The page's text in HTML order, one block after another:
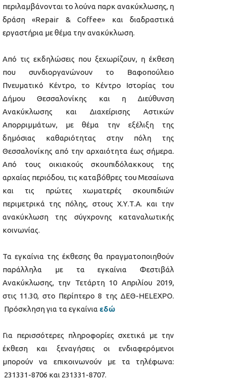
περιλαμβάνονται το λούνα παρκ ανακύκλωσης, η
δράση «Repair & Coffee» και διαδραστικά
εργαστήρια με θέμα την ανακύκλωση.
Από τις εκδηλώσεις που ξεχωρίζουν, η έκθεση
που συνδιοργανώνουν το Βαφοπούλειο
Πνευματικό Κέντρο, το Κέντρο Ιστορίας του
Δήμου Θεσσαλονίκης και η Διεύθυνση
Ανακύκλωσης και Διαχείρισης Αστικών
Απορριμμάτων, με θέμα την εξέλιξη της
δημόσιας καθαριότητας στην πόλη της
Θεσσαλονίκης από την αρχαιότητα έως σήμερα.
Από τους οικιακούς σκουπιδόλακκους της
αρχαίας περιόδου, τις καταβόθρες του Μεσαίωνα
και τις πρώτες χωματερές σκουπιδιών
περιμετρικά της πόλης, στους Χ.Υ.Τ.Α. και την
ανακύκλωση της σύγχρονης καταναλωτικής
κοινωνίας.
Τα εγκαίνια της έκθεσης θα πραγματοποιηθούν
παράλληλα με τα εγκαίνια Φεστιβάλ
Ανακύκλωσης, την Τετάρτη 10 Απριλίου 2019,
στις 11.30, στο Περίπτερο 8 της ΔΕΘ-HELEXPO.
Πρόσκληση για τα εγκαίνια εδώ
Για περισσότερες πληροφορίες σχετικά με την
έκθεση και ξεναγήσεις οι ενδιαφερόμενοι
μπορούν να επικοινωνούν με τα τηλέφωνα:
231331-8706 και 231331-8707.